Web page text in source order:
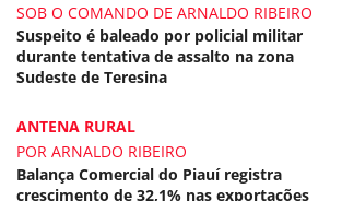
SOB O COMANDO DE ARNALDO RIBEIRO
Suspeito é baleado por policial militar
durante tentativa de assalto na zona
Sudeste de Teresina
ANTENA RURAL
POR ARNALDO RIBEIRO
Balança Comercial do Piauí registra
crescimento de 32,1% nas exportações